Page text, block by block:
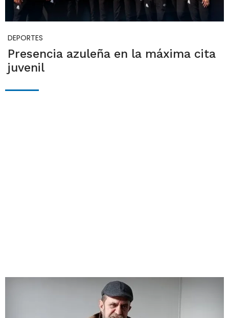
DEPORTES
Presencia azuleña en la máxima cita
juvenil